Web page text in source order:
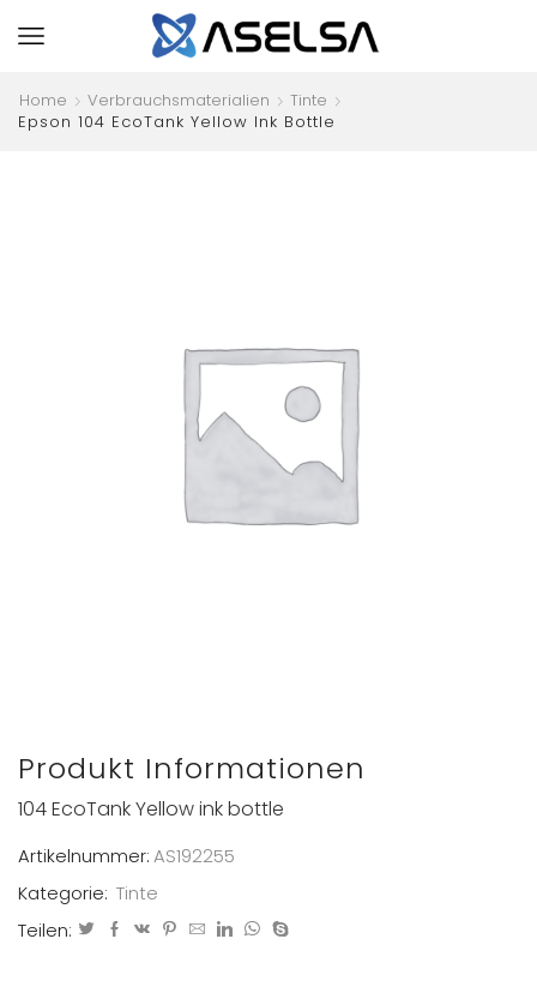
Home Verbrauchsmaterialien
Tinte
Epson 104 EcoTank Yellow Ink Bottle
Produkt Informationen
104 EcoTank Yellow ink bottle
Artikelnummer:AS192255
Kategorie: Tinte
Teilen: